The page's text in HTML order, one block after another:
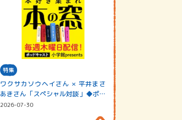
特集
ワクサカソウヘイさん × 平井まさ
あきさん「スペシャル対談」◆ポッ
ドキャスト…
2026-07-30